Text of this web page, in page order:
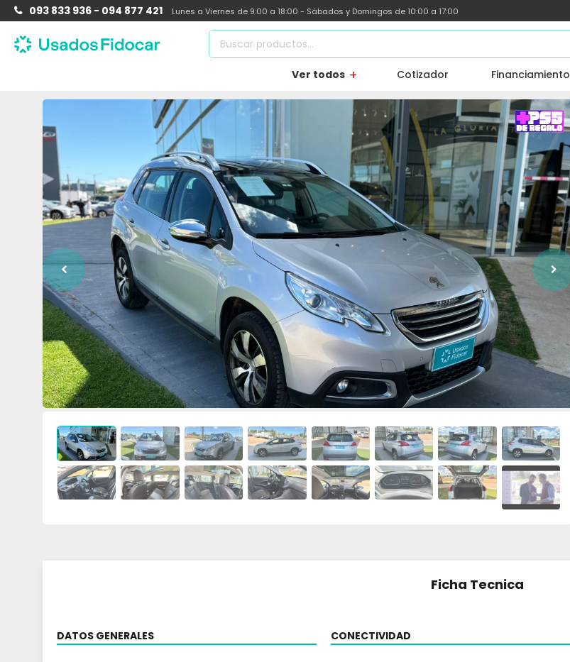
Ver todos Cotizador Financiamiento
093 833 936 - 094 877 421 Lunes a Viernes de 9:00 a 18:00 - Sábados y Domingos de 10:00 a 17:00
Ficha Tecnica
DATOS GENERALES CONECTIVIDAD